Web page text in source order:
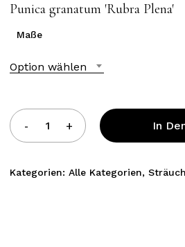
Punica granatum ′Rubra Plena′
Maße
Option wählen
In
Kategorien: Alle Kategorien,